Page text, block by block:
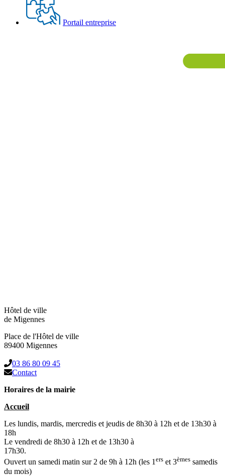
Portail entreprise
Hôtel de ville
de Migennes
Place de l'Hôtel de ville
89400 Migennes
03 86 80 09 45
Contact
Horaires de la mairie
Accueil
Les lundis, mardis, mercredis et jeudis de 8h30 à 12h et de 13h30 à
18h
Le vendredi de 8h30 à 12h et de 13h30 à
17h30.
Ouvert un samedi matin sur 2 de 9h à 12h (les 1ers et 3èmes samedis
du mois)